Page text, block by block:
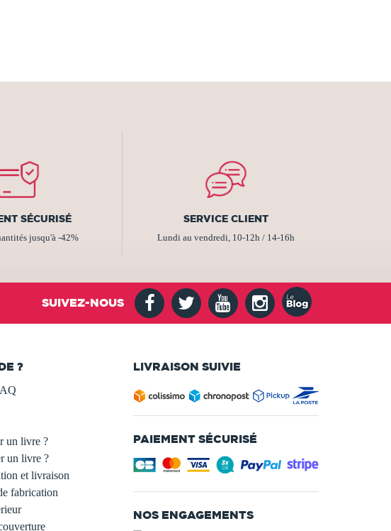
SÉCURISÉ
jusqu'à -42%
SERVICE CLIENT
Lundi au vendredi, 10-12h / 14-16h
SUIVEZ-NOUS
?
un livre ?
un livre ?
et livraison
fabrication
LIVRAISON SUIVIE
PAIEMENT SÉCURISÉ
NOS ENGAGEMENTS